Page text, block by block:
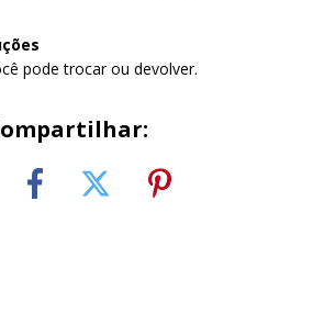
pode trocar ou devolver.